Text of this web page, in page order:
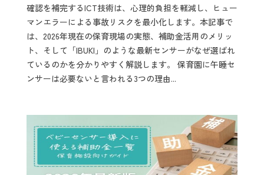
確認を補完するICT技術は、心理的負担を軽減し、ヒュー
マンエラーによる事故リスクを最小化します。本記事で
は、2026年現在の保育現場の実態、補助金活用のメリッ
ト、そして「IBUKI」のような最新センサーがなぜ選ばれ
ているのかを分かりやすく解説します。 保育園に午睡セ
ンサーは必要ないと言われる3つの理由...